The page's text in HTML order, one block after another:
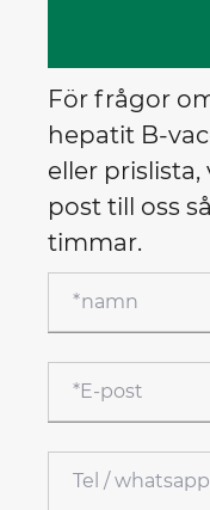
För frågor
hepatit B-
eller
post till oss
timmar.